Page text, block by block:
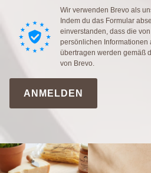
Wir verwenden Brevo als
Indem du das Formular
einverstanden, dass die
persönlichen Informationen
übertragen werden gemäß
von Brevo.
ANMELDEN